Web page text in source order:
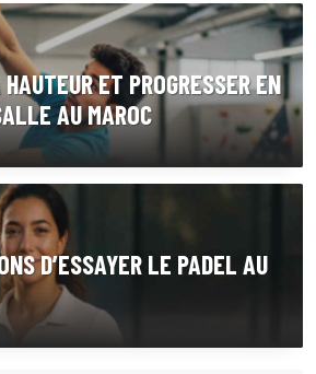
ET PROGRESSER EN
AU MAROC
D’ESSAYER LE PADEL AU